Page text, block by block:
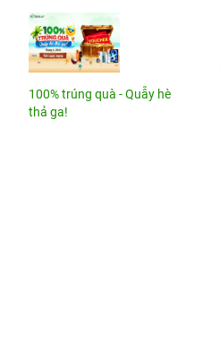
100% trúng quà - Quẫy hè
thả ga!